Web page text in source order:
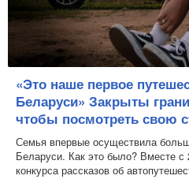
«Это наше первое
Беларуси» Закрыты
чтобы посмотреть свою
Семья впервые осуществила
Беларуси. Как это было? Вместе с
конкурса рассказов об